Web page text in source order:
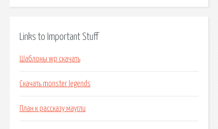
Links to Important Stuff
Шаблоны wp скачать
Скачать monster legends
План к рассказу маугли